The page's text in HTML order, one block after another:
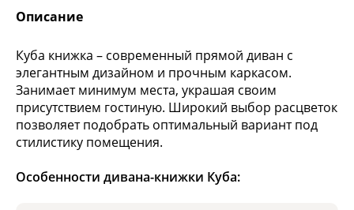
Описание
Куба книжка – современный прямой диван с
элегантным дизайном и прочным каркасом.
Занимает минимум места, украшая своим
присутствием гостиную. Широкий выбор расцветок
позволяет подобрать оптимальный вариант под
стилистику помещения.
Особенности дивана-книжки Куба: